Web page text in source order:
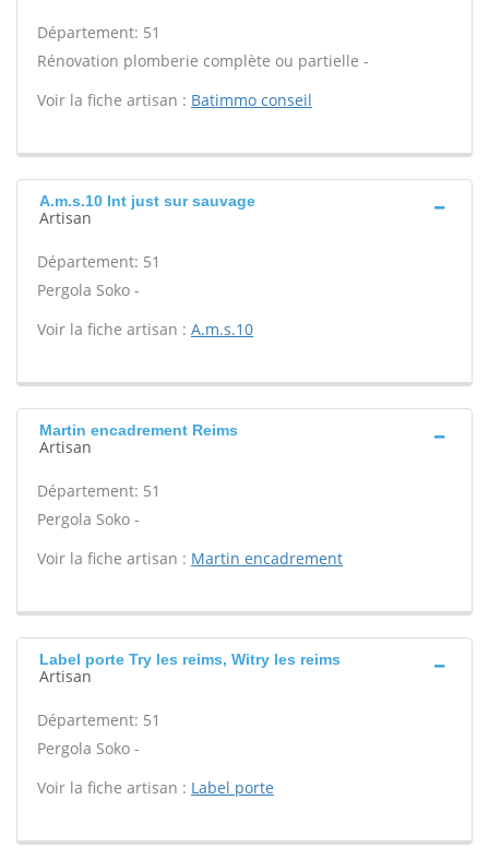
Département: 51
Rénovation plomberie complète ou partielle -
Voir la fiche artisan : Batimmo conseil
A.m.s.10 Int just sur sauvage
Artisan
Département: 51
Pergola Soko -
Voir la fiche artisan : A.m.s.10
Martin encadrement Reims
Artisan
Département: 51
Pergola Soko -
Voir la fiche artisan : Martin encadrement
Label porte Try les reims, Witry les reims
Artisan
Département: 51
Pergola Soko -
Voir la fiche artisan : Label porte